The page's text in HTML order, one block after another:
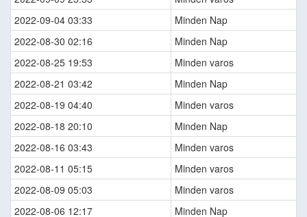
2022-09-04 03:33
Minden Nap
2022-08-30 02:16
Minden Nap
2022-08-25 19:53
Minden varos
2022-08-21 03:42
Minden Nap
2022-08-19 04:40
Minden varos
2022-08-18 20:10
Minden Nap
2022-08-16 03:43
Minden varos
2022-08-11 05:15
Minden varos
2022-08-09 05:03
Minden varos
2022-08-06 12:17
Minden Nap